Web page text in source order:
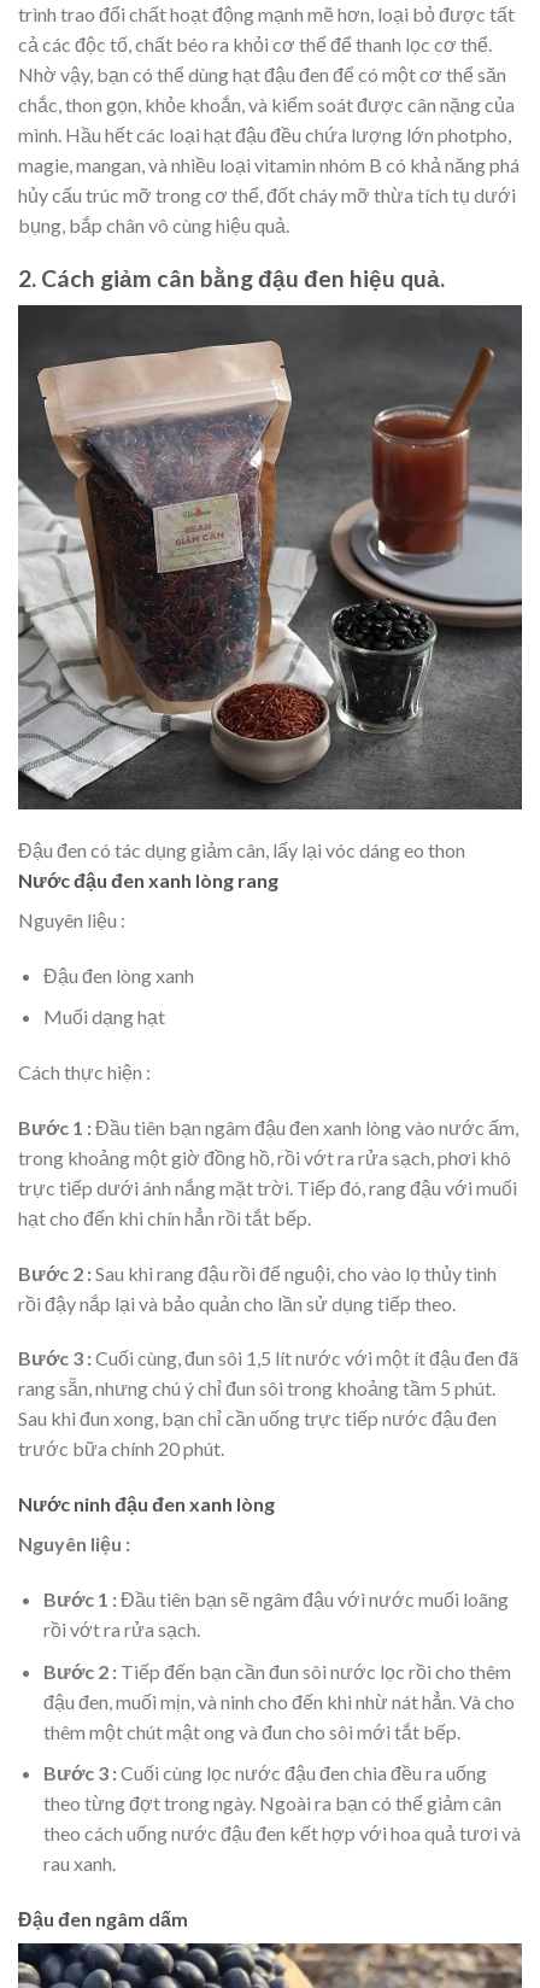
trình trao đổi chất hoạt động mạnh mẽ hơn, loại bỏ được tất
cả các độc tố, chất béo ra khỏi cơ thể để thanh lọc cơ thể.
Nhờ vậy, bạn có thể dùng hạt đậu đen để có một cơ thể săn
chắc, thon gọn, khỏe khoắn, và kiểm soát được cân nặng của
mình. Hầu hết các loại hạt đậu đều chứa lượng lớn photpho,
magie, mangan, và nhiều loại vitamin nhóm B có khả năng phá
hủy cấu trúc mỡ trong cơ thể, đốt cháy mỡ thừa tích tụ dưới
bụng, bắp chân vô cùng hiệu quả.
2. Cách giảm cân bằng đậu đen hiệu quả.
Đậu đen có tác dụng giảm cân, lấy lại vóc dáng eo thon
Nước đậu đen xanh lòng rang
Nguyên liệu :
Đậu đen lòng xanh
Muối dạng hạt
Cách thực hiện :
Bước 1 :Đầu tiên bạn ngâm đậu đen xanh lòng vào nước ấm,
trong khoảng một giờ đồng hồ, rồi vớt ra rửa sạch, phơi khô
trực tiếp dưới ánh nắng mặt trời. Tiếp đó, rang đậu với muối
hạt cho đến khi chín hẳn rồi tắt bếp.
Bước 2 :Sau khi rang đậu rồi để nguội, cho vào lọ thủy tinh
rồi đậy nắp lại và bảo quản cho lần sử dụng tiếp theo.
Bước 3 :Cuối cùng, đun sôi 1,5 lít nước với một ít đậu đen đã
rang sẵn, nhưng chú ý chỉ đun sôi trong khoảng tầm 5 phút.
Sau khi đun xong, bạn chỉ cần uống trực tiếp nước đậu đen
trước bữa chính 20 phút.
Nước ninh đậu đen xanh lòng
Nguyên liệu :
Bước 1 :Đầu tiên bạn sẽ ngâm đậu với nước muối loãng
rồi vớt ra rửa sạch.
Bước 2 : Tiếp đến bạn cần đun sôi nước lọc rồi cho thêm
đậu đen, muối mịn, và ninh cho đến khi nhừ nát hẳn. Và cho
thêm một chút mật ong và đun cho sôi mới tắt bếp.
Bước 3 :Cuối cùng lọc nước đậu đen chia đều ra uống
theo từng đợt trong ngày. Ngoài ra bạn có thể giảm cân
theo cách uống nước đậu đen kết hợp với hoa quả tươi và
rau xanh.
Đậu đen ngâm dấm